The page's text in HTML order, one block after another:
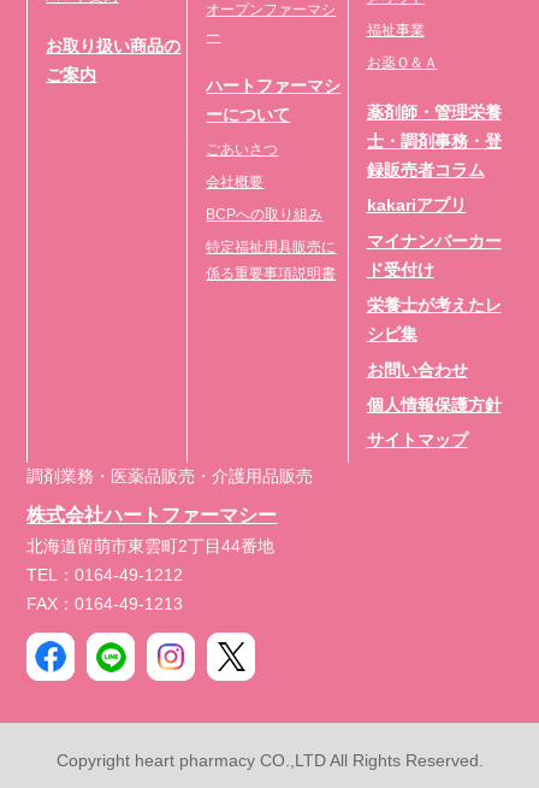
お取り扱い商品の
ご案内
オープンファーマシ
ー
ハートファーマシ
ーについて
ごあいさつ
会社概要
BCPへの取り組み
特定福祉用具販売に
係る重要事項説明書
福祉事業
お薬Ｑ＆Ａ
薬剤師・管理栄養
士・調剤事務・登
録販売者コラム
kakariアプリ
マイナンバーカー
ド受付け
栄養士が考えたレ
シピ集
お問い合わせ
個人情報保護方針
サイトマップ
調剤業務・医薬品販売・介護用品販売
株式会社ハートファーマシー
北海道留萌市東雲町2丁目44番地
TEL：0164-49-1212
FAX：0164-49-1213
Copyright heart pharmacy CO.,LTD All Rights Reserved.